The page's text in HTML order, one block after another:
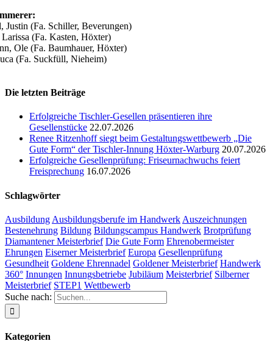
Justin (Fa. Schiller, Beverungen)
Larissa (Fa. Kasten, Höxter)
Ole (Fa. Baumhauer, Höxter)
(Fa. Suckfüll, Nieheim)
Die letzten Beiträge
Erfolgreiche Tischler-Gesellen präsentieren ihre
Gesellenstücke 22.07.2026
Renee Ritzenhoff siegt beim Gestaltungswettbewerb „Die
Gute Form“ der Tischler-Innung Höxter-Warburg 20.07.2026
Erfolgreiche Gesellenprüfung: Friseurnachwuchs feiert
Freisprechung 16.07.2026
Schlagwörter
Ausbildung Ausbildungsberufe im Handwerk Auszeichnungen
Bestenehrung Bildung Bildungscampus Handwerk Brotprüfung
Diamantener Meisterbrief Die Gute Form Ehrenobermeister
Ehrungen Eiserner Meisterbrief Europa Gesellenprüfung
Gesundheit Goldene Ehrennadel Goldener Meisterbrief Handwerk
360° Innungen Innungsbetriebe Jubiläum Meisterbrief Silberner
Meisterbrief STEP1 Wettbewerb
Suche nach:
Kategorien